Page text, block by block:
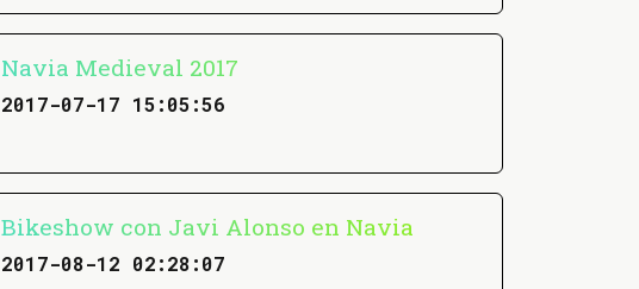
Navia Medieval 2017
2017-07-17 15:05:56
Bikeshow con Javi Alonso en Navia
2017-08-12 02:28:07